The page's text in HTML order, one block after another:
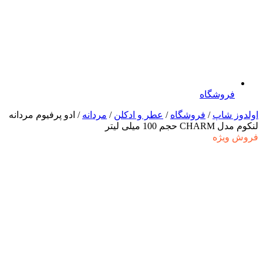
فروشگاه
اولدوز شاپ / فروشگاه / عطر و ادکلن / مردانه / ادو پرفیوم مردانه
لنکوم مدل CHARM حجم 100 میلی لیتر
فروش ویژه